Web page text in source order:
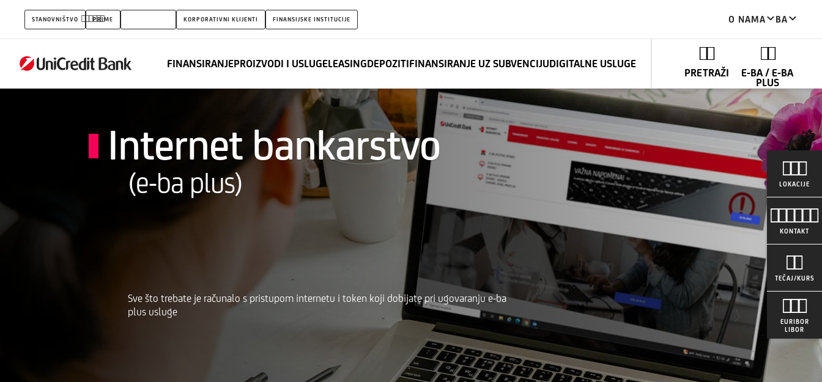
Internet
bankarstvo
STANOVNIŠTVO PRIME KORPORATIVNI KLIJENTI FINANSIJSKE INSTITUCIJE O NAMA BA
FINANSIRANJEPROIZVODI I USLUGELEASINGDEPOZITIFINANSIRANJE UZ SUBVENCIJUDIGITALNE USLUGE
PRETRAŽI
E-BA / E-BA
PLUS
LOKACIJE
KONTAKT
TEČAJ/KURS
EURIBOR
LIBOR
Internet bankarstvo
(e-ba plus)
Sve što trebate je računalo s pristupom internetu i token koji dobijate pri ugovaranju e-ba
plus usluge